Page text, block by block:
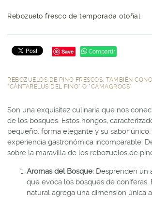
Rebozuelo fresco de temporada otoñal.
Save Compartir
REBOZUELOS DE PINO FRESCOS, TAMBIÉN
"CÁNTARELUS DEL PINO" O "CAMAGROCS"
Son una exquisitez culinaria que nos
de los bosques. Estos hongos,
pequeño, forma elegante y su sabor
experiencia gastronómica incomparable.
sobre la maravilla de los rebozuelos de
Aromas del Bosque: Desprenden un
que evoca los bosques de coníferas.
natural agrega una dimensión única